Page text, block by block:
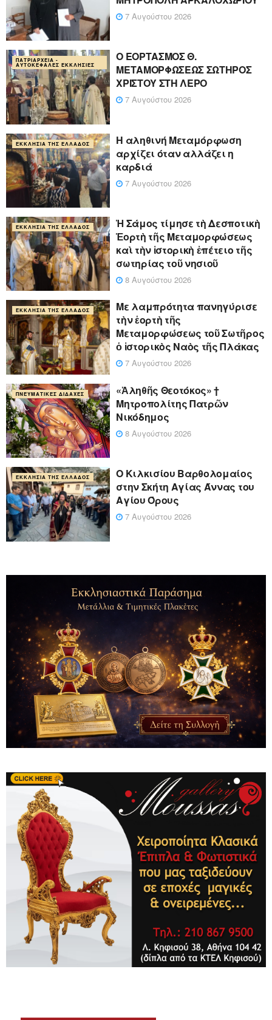
7 Αυγούστου 2026
ΠΑΤΡΙΑΡΧΕΊΑ -
ΑΥΤΟΚΈΦΑΛΕΣ ΕΚΚΛΗΣΊΕΣ
Ο ΕΟΡΤΑΣΜΟΣ Θ.
ΜΕΤΑΜΟΡΦΩΣΕΩΣ ΣΩΤΗΡΟΣ
ΧΡΙΣΤΟΥ ΣΤΗ ΛΕΡΟ
7 Αυγούστου 2026
ΕΚΚΛΗΣΊΑ ΤΗΣ ΕΛΛΆΔΟΣ
Η αληθινή Μεταμόρφωση
αρχίζει όταν αλλάζει η
καρδιά
7 Αυγούστου 2026
ΕΚΚΛΗΣΊΑ ΤΗΣ ΕΛΛΆΔΟΣ
Ἡ Σάμος τίμησε τὴ Δεσποτικὴ
Ἑορτὴ τῆς Μεταμορφώσεως
καὶ τὴν ἱστορικὴ ἐπέτειο τῆς
σωτηρίας τοῦ νησιοῦ
8 Αυγούστου 2026
ΕΚΚΛΗΣΊΑ ΤΗΣ ΕΛΛΆΔΟΣ
Με λαμπρότητα πανηγύρισε
τὴν ἑορτὴ τῆς
Μεταμορφώσεως τοῦ Σωτῆρος
ὁ ἱστορικὸς Ναὸς τῆς Πλάκας
7 Αυγούστου 2026
ΠΝΕΥΜΑΤΙΚΈΣ ΔΙΔΑΧΈΣ
«Ἀληθῆς Θεοτόκος» †
Μητροπολίτης Πατρῶν
Νικόδημος
8 Αυγούστου 2026
ΕΚΚΛΗΣΊΑ ΤΗΣ ΕΛΛΆΔΟΣ
Ο Κιλκισίου Βαρθολομαίος
στην Σκήτη Αγίας Άννας του
Αγίου Όρους
7 Αυγούστου 2026